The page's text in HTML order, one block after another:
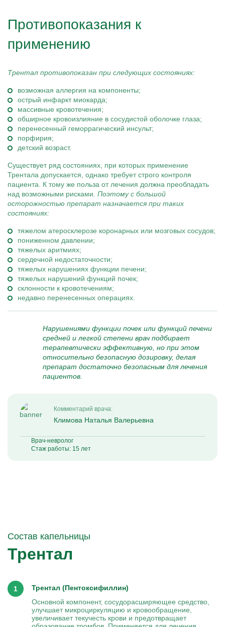
Противопоказания к
применению
Трентал противопоказан при следующих состояниях:
возможная аллергия на компоненты;
острый инфаркт миокарда;
массивные кровотечения;
обширное кровоизлияние в сосудистой оболочке глаза;
перенесенный геморрагический инсульт;
порфирия;
детский возраст.
Существует ряд состояниях, при которых применение
Трентала допускается, однако требует строго контроля
пациента. К тому же польза от лечения должна преобладать
над возможными рисками. Поэтому с большой
осторожностью препарат назначается при таких
состояниях:
тяжелом атеросклерозе коронарных или мозговых сосудов;
пониженном давлении;
тяжелых аритмиях;
сердечной недостаточности;
тяжелых нарушениях функции печени;
тяжелых нарушений функций почек;
склонности к кровотечениям;
недавно перенесенных операциях.
Нарушениями функции почек или функций печени
средней и легкой степени врач подбирает
терапевтически эффективную, но при этом
относительно безопасную дозировку, делая
препарат достаточно безопасным для лечения
пациентов.
Комментарий врача:
Климова Наталья Валерьевна
Врач-невролог
Стаж работы: 15 лет
Состав капельницы
Трентал
Трентал (Пентоксифиллин)
Основной компонент, сосудорасширяющее средство,
улучшает микроциркуляцию и кровообращение,
увеличивает текучесть крови и предотвращает